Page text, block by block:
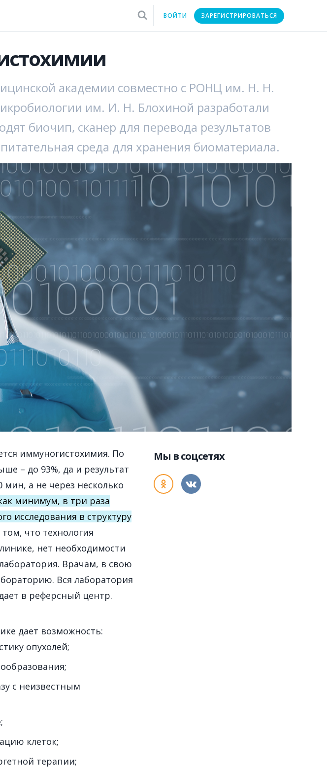
ВОЙТИ ЗАРЕГИСТРИРОВАТЬСЯ
академии совместно с РОНЦ им. Н. Н.
им. И. Н. Блохиной разработали
биочип, сканер для перевода результатов
среда для хранения биоматериала.
иммуногистохимия. По
– до 93%, да и результат
мин, а не через несколько
минимум, в три раза
исследования в структуру
что технология
нет необходимости
Врачам, в свою
Вся лаборатория
в реферсный центр.
дает возможность:
опухолей;
с неизвестным
клеток;
терапии;
Мы в соцсетях